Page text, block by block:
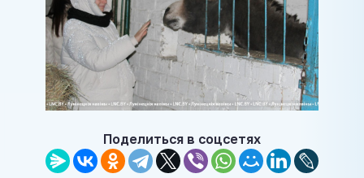
Поделиться в соцсетях